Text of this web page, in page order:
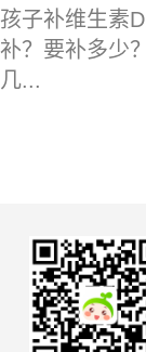
孩子补维生素
补？要补多少
几...